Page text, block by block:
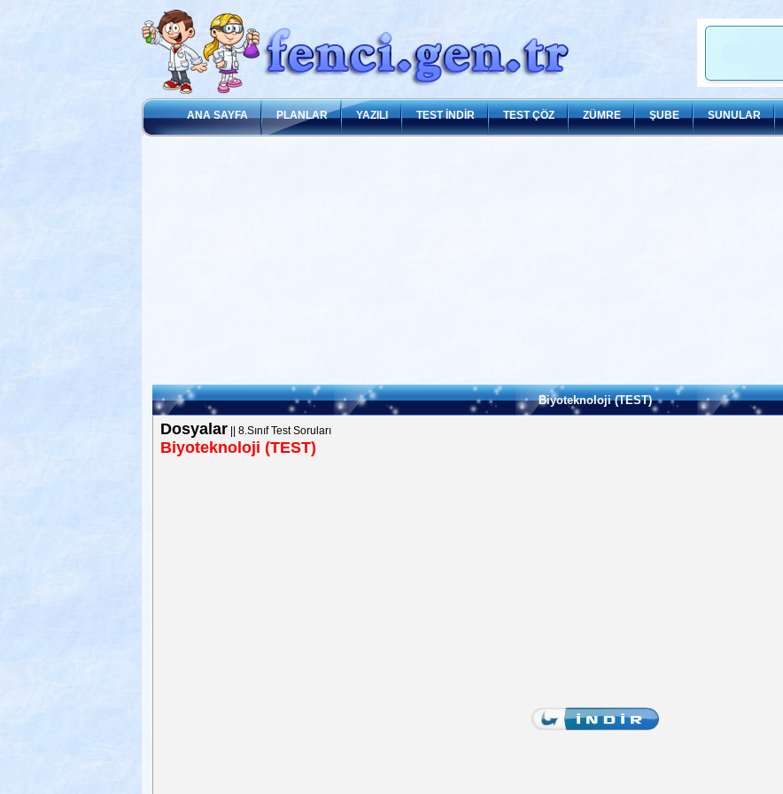
ANA SAYFA PLANLAR YAZILI TEST İNDİR TEST ÇÖZ ZÜMRE ŞUBE SUNULAR
Biyoteknoloji (TEST)
Dosyalar|| 8.Sınıf Test Soruları
Biyoteknoloji (TEST)